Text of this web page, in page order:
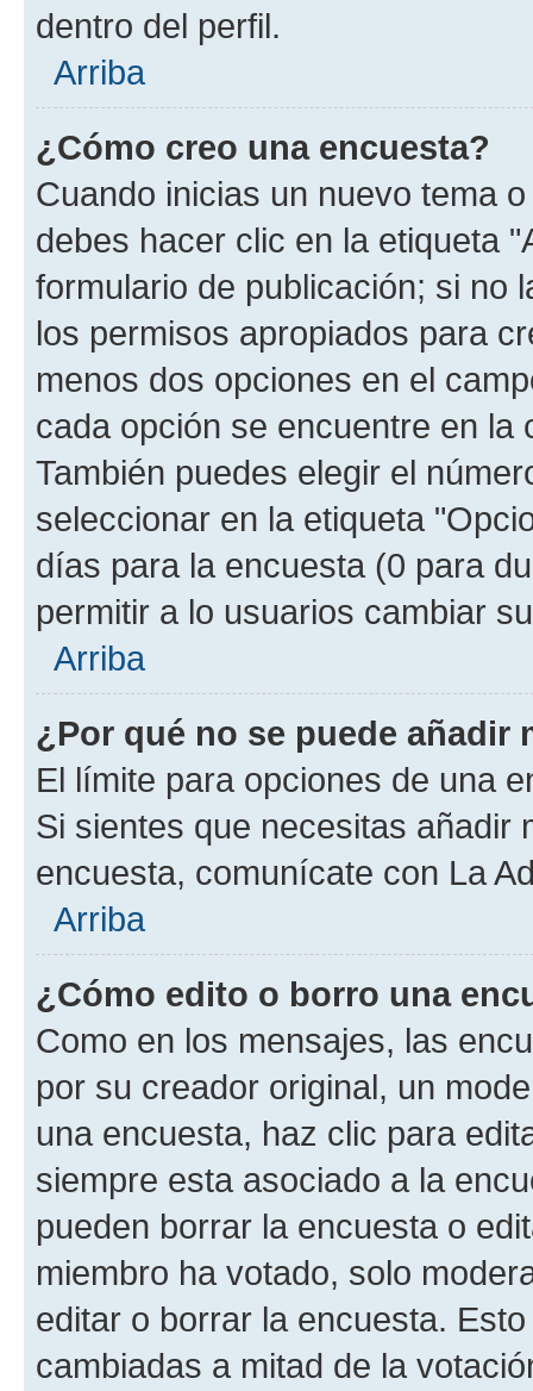
dentro del perfil.
Arriba
¿Cómo creo una encuesta?
Cuando inicias un nuevo tema
debes hacer clic en la etiqueta
formulario de publicación; si no
los permisos apropiados para
menos dos opciones en el
cada opción se encuentre en
También puedes elegir el
seleccionar en la etiqueta
días para la encuesta (0 para
permitir a lo usuarios cambiar
Arriba
¿Por qué no se puede añadir
El límite para opciones de una
Si sientes que necesitas añadir
encuesta, comunícate con La
Arriba
¿Cómo edito o borro una
Como en los mensajes, las
por su creador original, un
una encuesta, haz clic para
siempre esta asociado a la
pueden borrar la encuesta o
miembro ha votado, solo
editar o borrar la encuesta.
cambiadas a mitad de la